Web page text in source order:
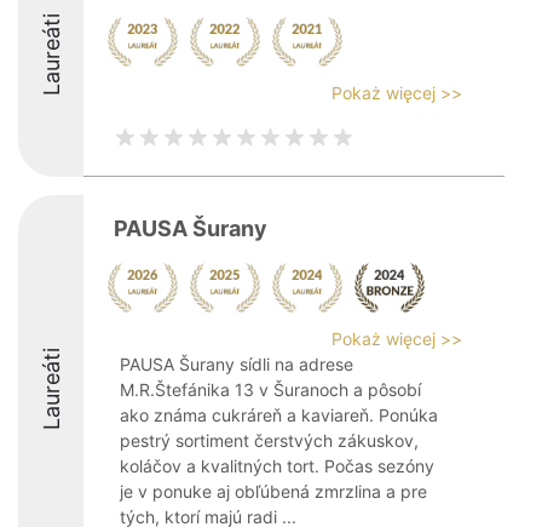
Laureáti Pokaż więcej >>
Laureáti
PAUSA Šurany
Pokaż więcej >>
PAUSA Šurany sídli na adrese
M.R.Štefánika 13 v Šuranoch a pôsobí
ako známa cukráreň a kaviareň. Ponúka
pestrý sortiment čerstvých zákuskov,
koláčov a kvalitných tort. Počas sezóny
je v ponuke aj obľúbená zmrzlina a pre
tých, ktorí majú radi ...